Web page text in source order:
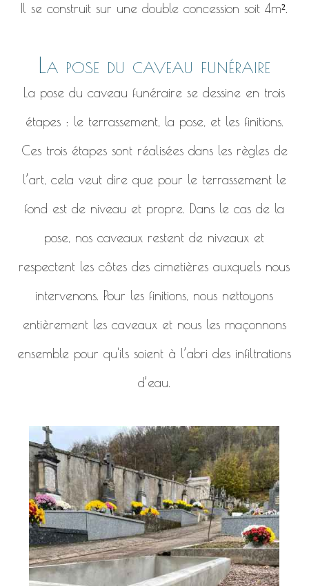
Il se construit sur une double concession soit 4m².
La pose du caveau funéraire
La pose du caveau funéraire se dessine en trois
étapes : le terrassement, la pose, et les finitions.
Ces trois étapes sont réalisées dans les règles de
l’art, cela veut dire que pour le terrassement le
fond est de niveau et propre. Dans le cas de la
pose, nos caveaux restent de niveaux et
respectent les côtes des cimetières auxquels nous
intervenons. Pour les finitions, nous nettoyons
entièrement les caveaux et nous les maçonnons
ensemble pour qu'ils soient à l’abri des infiltrations
d’eau.